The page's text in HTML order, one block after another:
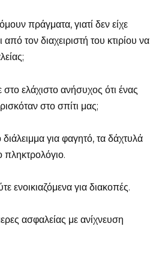
πράγματα, γιατί δεν είχε
τον διαχειριστή του κτιρίου να
στο ελάχιστο ανήσυχος ότι ένας
στο σπίτι μας;
για φαγητό, τα δάχτυλά
ενοικιαζόμενα για διακοπές.
ασφαλείας με ανίχνευση